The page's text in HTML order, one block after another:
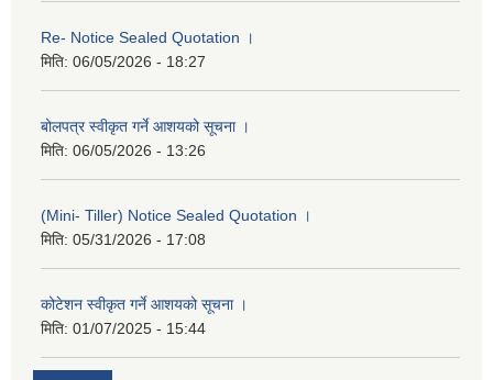
Re- Notice Sealed Quotation ।
मिति: 06/05/2026 - 18:27
बोलपत्र स्वीकृत गर्ने आशयको सूचना ।
मिति: 06/05/2026 - 13:26
(Mini- Tiller) Notice Sealed Quotation ।
मिति: 05/31/2026 - 17:08
कोटेशन स्वीकृत गर्ने आशयको सूचना ।
मिति: 01/07/2025 - 15:44